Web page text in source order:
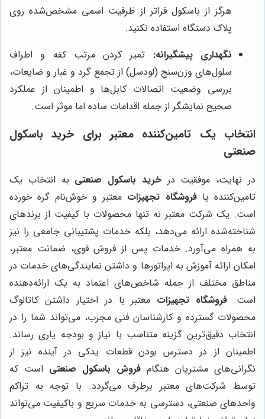
هرگز از باسکول فراتر از ظرفیت اسمی مشخص‌شده روی
پلاک دستگاه استفاده نکنید.
نگهداری پیشگیرانه: تمیز کردن مرتب کفه و اطراف
سلول‌های وزن‌سنج (لودسل) از تجمع گرد و غبار و ضایعات،
بررسی وضعیت اتصالات کابل‌ها و اطمینان از عملکرد
صحیح نمایشگر از جمله اقدامات ساده اما موثر است.
انتخاب یک تامین‌کننده معتبر برای خرید باسکول
صنعتی
در نهایت، موفقیت درخرید باسکول صنعتی به انتخاب یک
تامین‌کننده یافروشگاه تجهیزات معتبر و خوش‌نام گره خورده
است. یک شرکت معتبر نه تنها محصولات با کیفیت از برندهای
شناخته‌شده ارائه می‌دهد، بلکه خدمات پشتیبانی جامعی را نیز
به همراه می‌آورد. خدمات پس از فروش قوی، ضمانت معتبر،
امکان ارائه آموزش به اپراتورها و داشتن نمایندگی‌های خدمات در
مناطق مختلف از جمله شاخص‌های اعتماد به یک ارائه‌دهنده
است. فروشگاه تجهیزات معتبر با در اختیار داشتن کاتالوگ
محصولات گسترده و کارشناسان فنی مجرب، می‌تواند شما را در
انتخاب دقیق‌ترین گزینه متناسب با نیاز و بودجه یاری رساند.
اطمینان از در دسترس بودن قطعات یدکی در آینده نیز از
نگرانی‌های مشتریان هنگام فروش باسکول صنعتی است که
توسط شرکت‌های معتبر برطرف می‌گردد. با توجه به تراکم
واحدهای صنعتی، دسترسی به خدمات سریع و باکیفیت می‌تواند